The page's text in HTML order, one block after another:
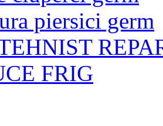
piersici germ
FRIG